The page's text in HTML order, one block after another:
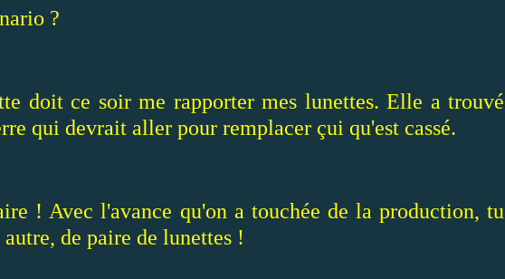
?
doit ce soir me rapporter mes lunettes. Elle a trouvé
qui devrait aller pour remplacer çui qu'est cassé.
! Avec l'avance qu'on a touchée de la production, tu
de paire de lunettes !